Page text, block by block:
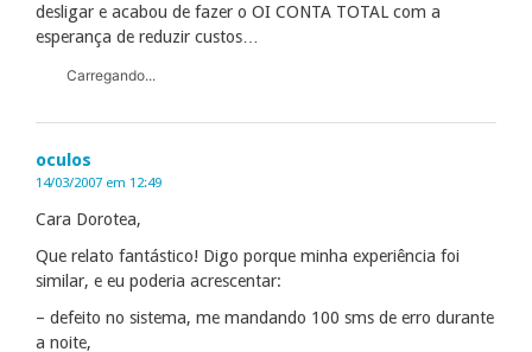
desligar e acabou de fazer o OI CONTA TOTAL com a
esperança de reduzir custos…
Carregando...
oculos
14/03/2007 em 12:49
Cara Dorotea,
Que relato fantástico! Digo porque minha experiência foi
similar, e eu poderia acrescentar:
– defeito no sistema, me mandando 100 sms de erro durante
a noite,